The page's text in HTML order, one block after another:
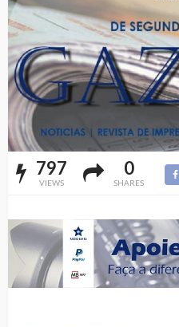
797
VIEWS
0
SHARES